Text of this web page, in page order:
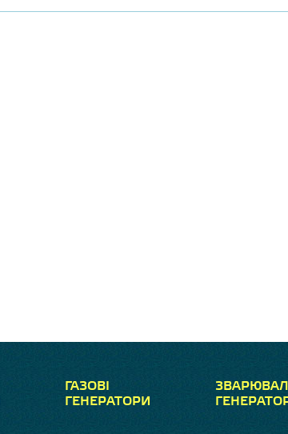
ГАЗОВІ
ГЕНЕРАТОРИ